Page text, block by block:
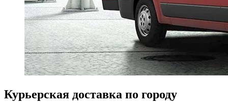
Курьерская доставка по городу